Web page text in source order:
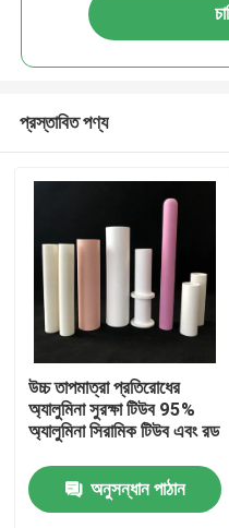
বাড়ি
প্রস্তাবিত পণ্য
উচ্চ তাপমাত্রা প্রতিরোধের
অ্যালুমিনা সুরক্ষা টিউব 95%
অ্যালুমিনা সিরামিক টিউব এবং রড
অনুসন্ধান পাঠান